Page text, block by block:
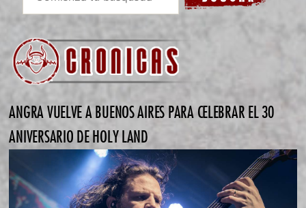
ANGRA VUELVE A BUENOS AIRES PARA CELEBRAR EL 30
ANIVERSARIO DE HOLY LAND